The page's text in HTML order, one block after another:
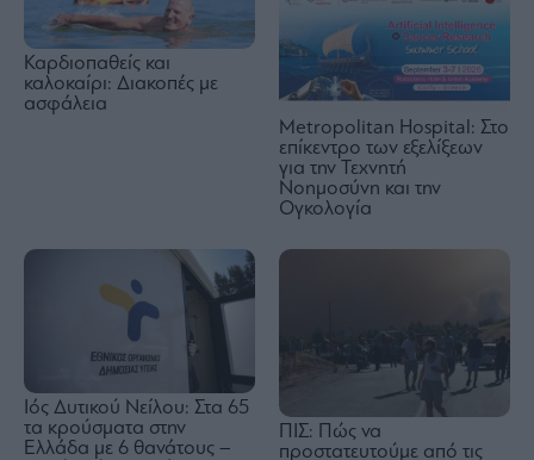
Καρδιοπαθείς και
καλοκαίρι: Διακοπές με
ασφάλεια
Metropolitan Hospital: Στο
επίκεντρο των εξελίξεων
για την Τεχνητή
Νοημοσύνη και την
Ογκολογία
Ιός Δυτικού Νείλου: Στα 65
τα κρούσματα στην
Ελλάδα με 6 θανάτους –
ΠΙΣ: Πώς να
προστατευτούμε από τις